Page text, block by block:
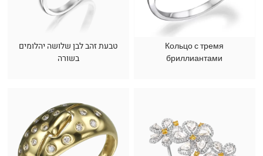
טבעת זהב לבן שלושה יהלומים
בשורה
Кольцо с тремя
бриллиантами